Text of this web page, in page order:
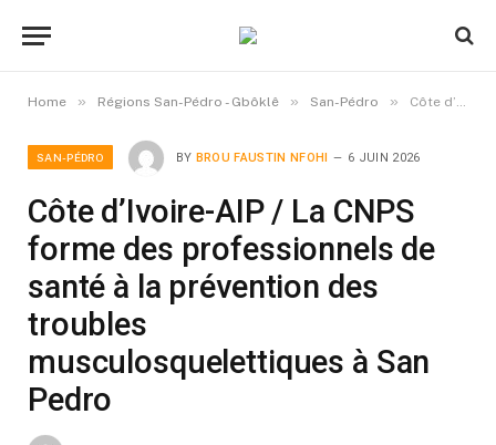
Home » Régions San-Pédro - Gbôklê » San-Pédro » Côte d’Ivoire-AIP / La CNPS forme des professionnels de santé à la prévention des troubles musculosquelettiques à San Pedro
SAN-PÉDRO BY BROU FAUSTIN NFOHI 6 JUIN 2026
Côte d’Ivoire-AIP / La CNPS
forme des professionnels de
santé à la prévention des
troubles
musculosquelettiques à San
Pedro